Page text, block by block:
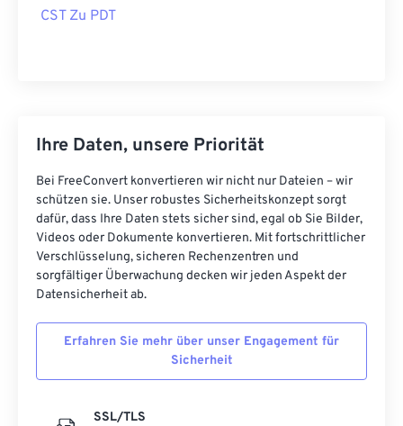
CST Zu PDT
Ihre Daten, unsere Priorität
Bei FreeConvert konvertieren wir nicht nur Dateien – wir
schützen sie. Unser robustes Sicherheitskonzept sorgt
dafür, dass Ihre Daten stets sicher sind, egal ob Sie Bilder,
Videos oder Dokumente konvertieren. Mit fortschrittlicher
Verschlüsselung, sicheren Rechenzentren und
sorgfältiger Überwachung decken wir jeden Aspekt der
Datensicherheit ab.
Erfahren Sie mehr über unser Engagement für
Sicherheit
SSL/TLS